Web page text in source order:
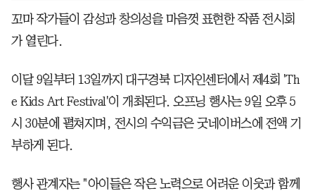
꼬마 작가들이 감성과 창의성을 마음껏 표현한 작품 전시회
가 열린다.
이달 9일부터 13일까지 대구경북 디자인센터에서 제4회 'Th
e Kids Art Festival'이 개최된다. 오프닝 행사는 9일 오후 5
시 30분에 펼쳐지며, 전시의 수익금은 굿네이버스에 전액 기
부하게 된다.
행사 관계자는 "아이들은 작은 노력으로 어려운 이웃과 함께